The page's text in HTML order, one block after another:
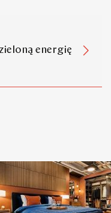
energię